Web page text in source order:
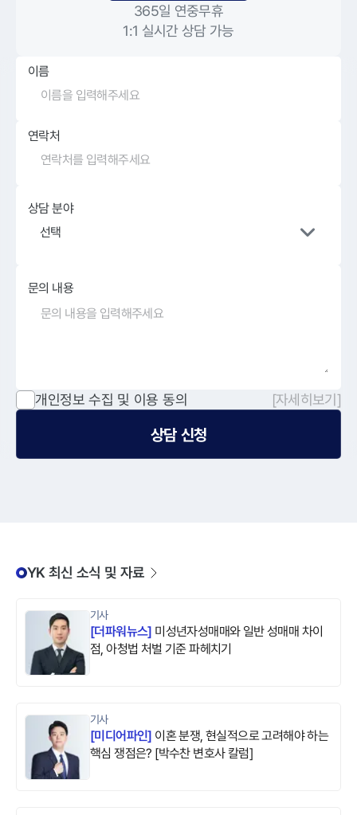
365일 연중무휴
1:1 실시간 상담 가능
이름
연락처
상담 분야
선택
문의 내용
개인정보 수집 및 이용 동의 [자세히보기]
상담 신청
YK 최신 소식 및 자료
기사
[더파워뉴스] 미성년자성매매와 일반 성매매 차이
점, 아청법 처벌 기준 파헤치기
기사
[미디어파인] 이혼 분쟁, 현실적으로 고려해야 하는
핵심 쟁점은? [박수찬 변호사 칼럼]